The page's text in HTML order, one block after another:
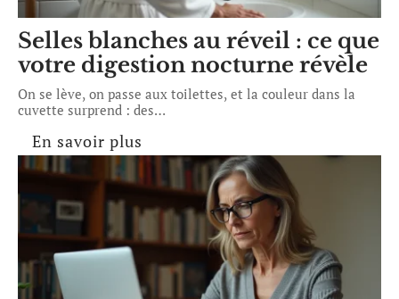
Selles blanches au réveil : ce que
votre digestion nocturne révèle
On se lève, on passe aux toilettes, et la couleur dans la
cuvette surprend : des…
En savoir plus